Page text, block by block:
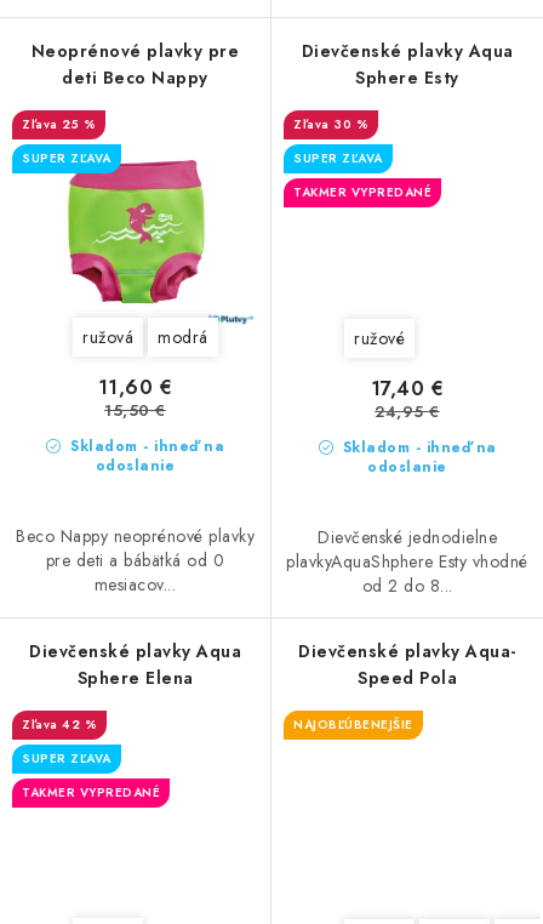
Neoprénové plavky pre
deti Beco Nappy
25 %
SUPER ZĽAVA
ružová modrá
Skladom - ihneď na
odoslanie
11,60 €
15,50 €
Beco Nappy neoprénové plavky
pre deti a bábätká od 0
mesiacov...
Dievčenské plavky Aqua
Sphere Esty
30 %
SUPER ZĽAVA
TAKMER VYPREDANÉ
ružové
Skladom - ihneď na
odoslanie
17,40 €
24,95 €
Dievčenské jednodielne
plavkyAquaShphere Esty vhodné
od 2 do 8...
Dievčenské plavky Aqua
Sphere Elena
42 %
SUPER ZĽAVA
TAKMER VYPREDANÉ
Dievčenské plavky Aqua-
Speed Pola
NAJOBĽÚBENEJŠIE